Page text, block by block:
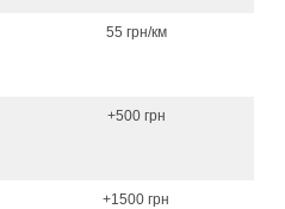
55 грн/км
+500 грн
+1500 грн